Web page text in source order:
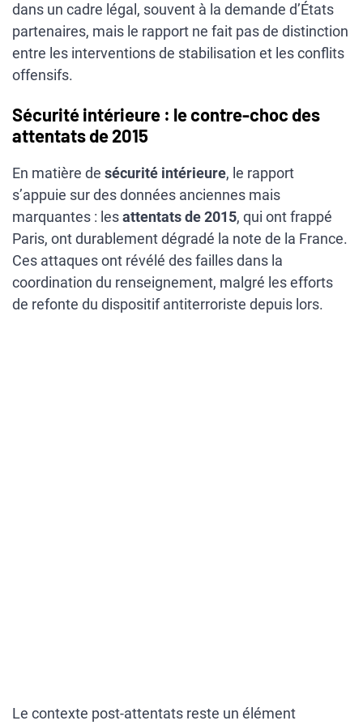
dans un cadre légal, souvent à la demande d’États
partenaires, mais le rapport ne fait pas de distinction
entre les interventions de stabilisation et les conflits
offensifs.
Sécurité intérieure : le contre-choc des
attentats de 2015
En matière de sécurité intérieure, le rapport
s’appuie sur des données anciennes mais
marquantes : lesattentats de 2015, qui ont frappé
Paris, ont durablement dégradé la note de la France.
Ces attaques ont révélé des failles dans la
coordination du renseignement, malgré les efforts
de refonte du dispositif antiterroriste depuis lors.
Le contexte post-attentats reste un élément